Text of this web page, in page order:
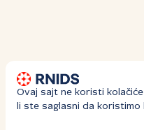
Ovaj sajt ne koristi
li ste saglasni da